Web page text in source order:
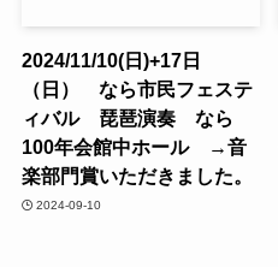
2024/11/10(日)+17日
（日） なら市民フェステ
ィバル 琵琶演奏 なら
100年会館中ホール →音
楽部門賞いただきました。
2024-09-10